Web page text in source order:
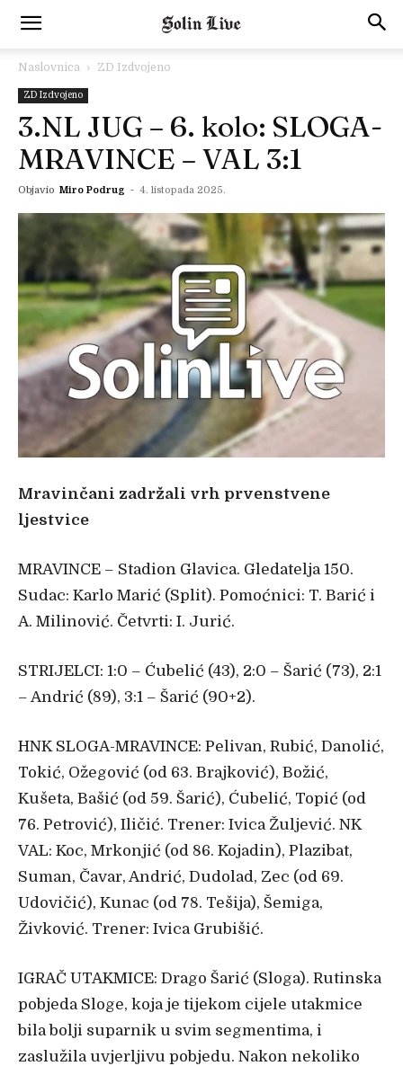
Naslovnica ZD Izdvojeno
ZD Izdvojeno
3.NL JUG – 6. kolo: SLOGA-
MRAVINCE – VAL 3:1
Objavio Miro Podrug - 4. listopada 2025.
Mravinčani zadržali vrh prvenstvene
ljestvice
MRAVINCE – Stadion Glavica. Gledatelja 150.
Sudac: Karlo Marić (Split). Pomoćnici: T. Barić i
A. Milinović. Četvrti: I. Jurić.
STRIJELCI: 1:0 – Ćubelić (43), 2:0 – Šarić (73), 2:1
– Andrić (89), 3:1 – Šarić (90+2).
HNK SLOGA-MRAVINCE: Pelivan, Rubić, Danolić,
Tokić, Ožegović (od 63. Brajković), Božić,
Kušeta, Bašić (od 59. Šarić), Ćubelić, Topić (od
76. Petrović), Iličić. Trener: Ivica Žuljević. NK
VAL: Koc, Mrkonjić (od 86. Kojadin), Plazibat,
Suman, Čavar, Andrić, Dudolad, Zec (od 69.
Udovičić), Kunac (od 78. Tešija), Šemiga,
Živković. Trener: Ivica Grubišić.
IGRAČ UTAKMICE: Drago Šarić (Sloga). Rutinska
pobjeda Sloge, koja je tijekom cijele utakmice
bila bolji suparnik u svim segmentima, i
zaslužila uvjerljivu pobjedu. Nakon nekoliko